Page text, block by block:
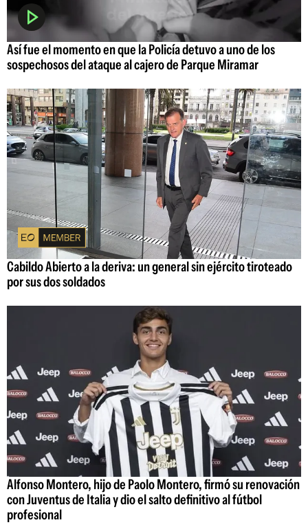
Así fue el momento en que la Policía detuvo a uno de los
sospechosos del ataque al cajero de Parque Miramar
Cabildo Abierto a la deriva: un general sin ejército tiroteado
por sus dos soldados
Alfonso Montero, hijo de Paolo Montero, firmó su renovación
con Juventus de Italia y dio el salto definitivo al fútbol
profesional